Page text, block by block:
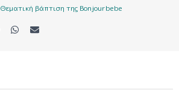
Θεματική βάπτιση της Bonjourbebe